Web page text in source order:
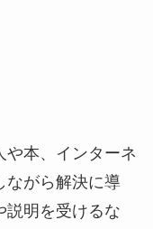
や本、インターネ
ながら解決に導
説明を受けるな